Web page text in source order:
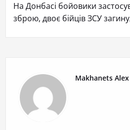
На Донбасі бойовики
зброю, двоє бійців ЗСУ
Makhanets Alex